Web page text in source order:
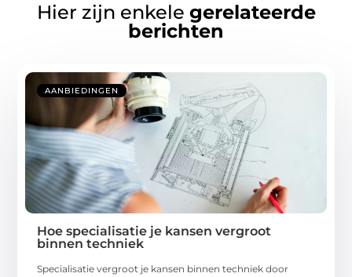
Hier zijn enkele gerelateerde
berichten
AANBIEDINGEN
Hoe specialisatie je kansen vergroot
binnen techniek
Specialisatie vergroot je kansen binnen techniek door